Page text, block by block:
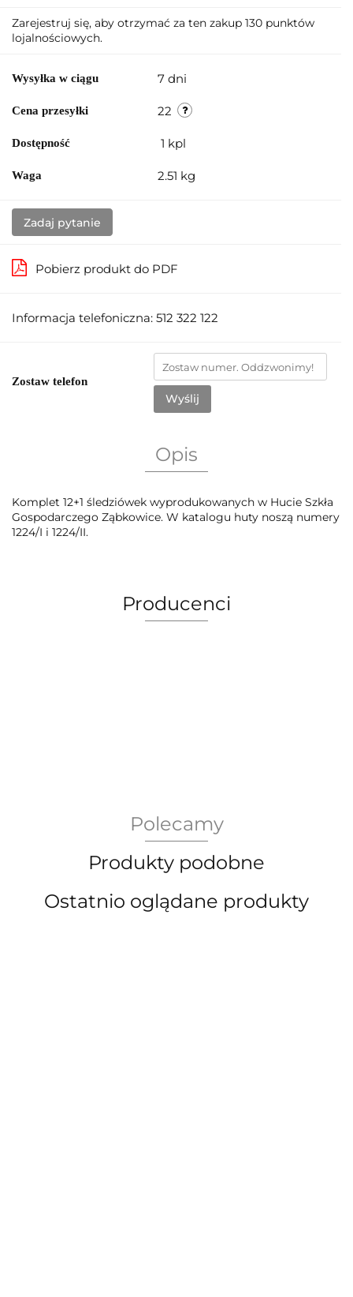
Zarejestruj się, aby otrzymać za ten zakup 130 punktów
lojalnościowych.
Wysyłka w ciągu 7 dni
Cena przesyłki 22
Dostępność 1 kpl
Waga 2.51 kg
Zadaj pytanie
Pobierz produkt do PDF
Informacja telefoniczna: 512 322 122
Zostaw telefon
Wyślij
Opis
Komplet 12+1 śledziówek wyprodukowanych w Hucie Szkła
Gospodarczego Ząbkowice. W katalogu huty noszą numery
1224/I i 1224/II.
Producenci
Bergdala Glasbruk
Polecamy
Produkty podobne
Ostatnio oglądane produkty